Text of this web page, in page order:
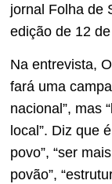
jornal Folha de
edição de 12
Na entrevista,
fará uma
nacional”, mas
local”. Diz que
povo”, “ser
povão”,